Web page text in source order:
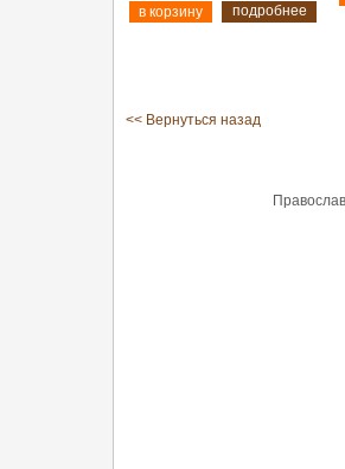
подробнее
<< Вернуться назад